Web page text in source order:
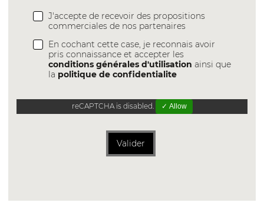
J'accepte de recevoir des propositions
commerciales de nos partenaires
En cochant cette case, je reconnais avoir
pris connaissance et accepter les
conditions générales d'utilisation ainsi que
la politique de confidentialite
reCAPTCHA is disabled. ✓ Allow
Valider